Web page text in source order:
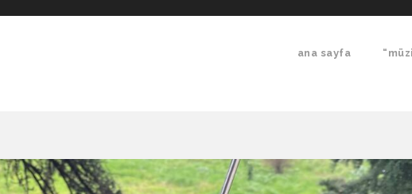
ana sayfa